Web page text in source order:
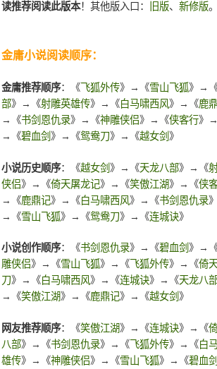
读推荐阅读此版本！其他版入口： 旧版、 新修版。
金庸小说阅读顺序：
金庸推荐顺序：《飞狐外传》→《雪山飞狐》→《
部》→《射雕英雄传》→《白马啸西风》→《鹿
→《书剑恩仇录》→《神雕侠侣》→《侠客行》
→《碧血剑 》→《鸳鸯刀》→《越女剑 》
小说历史顺序：《越女剑 》→《天龙八部》→《
侠侣》→《倚天屠龙记》→《笑傲江湖》→《侠
→《鹿鼎记》→《白马啸西风》→《书剑恩仇录
→《雪山飞狐》→《鸳鸯刀》→《连城诀》
小说创作顺序：《书剑恩仇录》→《碧血剑 》→
雕侠侣》→《雪山飞狐》→《飞狐外传》→《倚
刀》→《白马啸西风》→《连城诀》→《天龙八
→《笑傲江湖》→《鹿鼎记》→《越女剑 》
网友推荐顺序：《笑傲江湖》→《连城诀》→《
八部》→《书剑恩仇录》→《飞狐外传》→《白
雄传》→《神雕侠侣》→《雪山飞狐》→《碧血剑